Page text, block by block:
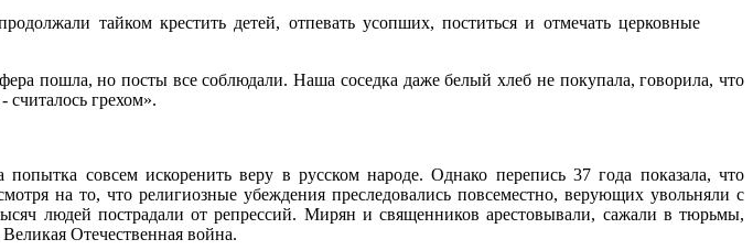
тайком крестить детей, отпевать усопших, поститься и отмечать церковные
пошла, но посты все соблюдали. Наша соседка даже белый хлеб не покупала, говорила, что
грехом».
совсем искоренить веру в русском народе. Однако перепись 37 года показала, что
на то, что религиозные убеждения преследовались повсеместно, верующих увольняли с
людей пострадали от репрессий. Мирян и священников арестовывали, сажали в тюрьмы,
Отечественная война.